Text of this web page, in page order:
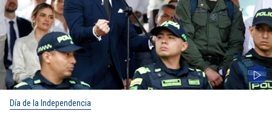
Día de la Independencia